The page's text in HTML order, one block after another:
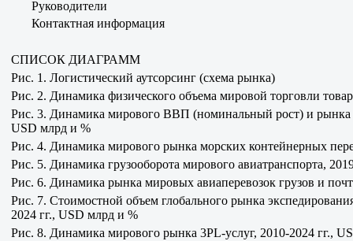
Руководители
Контактная информация
СПИСОК ДИАГРАММ
Рис. 1. Логистический аутсорсинг (схема рынка)
Рис. 2. Динамика физического объема мировой торговли
Рис. 3. Динамика мирового ВВП (номинальный рост) и рынка
USD млрд и %
Рис. 4. Динамика мирового рынка морских контейнерных
Рис. 5. Динамика грузооборота мирового авиатранспорта,
Рис. 6. Динамика рынка мировых авиаперевозок грузов и
Рис. 7. Стоимостной объем глобального рынка
2024 гг., USD млрд и %
Рис. 8. Динамика мирового рынка 3PL-услуг, 2010-2024 гг.,